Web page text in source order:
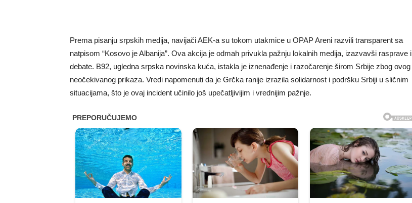
Prema pisanju srpskih medija, navijači AEK-a su tokom utakmice u OPAP Areni razvili transparent sa
natpisom “Kosovo je Albanija”. Ova akcija je odmah privukla pažnju lokalnih medija, izazvavši rasprave i
debate. B92, ugledna srpska novinska kuća, istakla je iznenađenje i razočarenje širom Srbije zbog ovog
neočekivanog prikaza. Vredi napomenuti da je Grčka ranije izrazila solidarnost i podršku Srbiji u sličnim
situacijama, što je ovaj incident učinilo još upečatljivijim i vrednijim pažnje.